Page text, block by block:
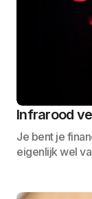
Infrarood
Je bent je
eigenlijk wel